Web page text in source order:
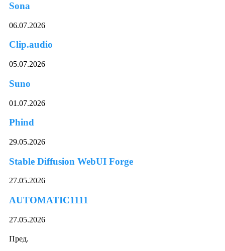
Sona
06.07.2026
Clip.audio
05.07.2026
Suno
01.07.2026
Phind
29.05.2026
Stable Diffusion WebUI Forge
27.05.2026
AUTOMATIC1111
27.05.2026
Пред.